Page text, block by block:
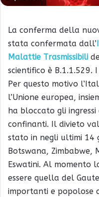
La conferma della
stata confermata dall’
Malattie Trasmissibili
scientifico è B.1.1.529.
Per questo motivo
l’Unione europea,
ha bloccato gli
confinanti. Il divieto
stato in negli ultimi 14
Botswana, Zimbabwe,
Eswatini. Al momento
essere quella del
importanti e popolose